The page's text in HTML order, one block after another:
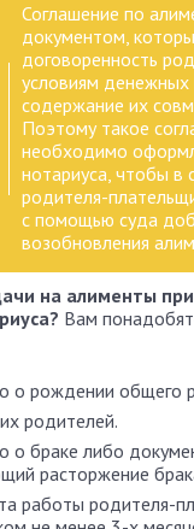
Соглашение по
документом,
договоренность
условиям денежных
содержание их
Поэтому такое
необходимо
нотариуса, чтобы в
родителя-
с помощью суда
возобновления
на алименты
Вам
о рождении общего
родителей.
о браке либо
расторжение
работы родителя-